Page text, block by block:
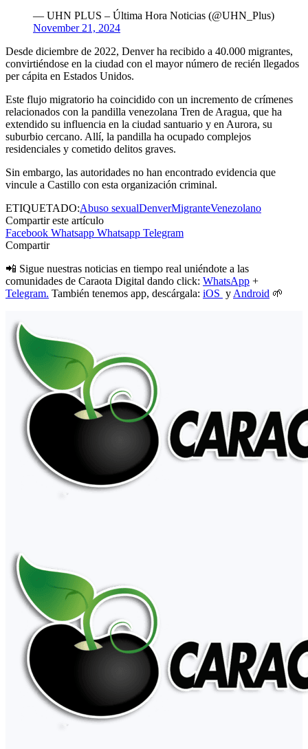
— UHN PLUS – Última Hora Noticias (@UHN_Plus)
November 21, 2024
Desde diciembre de 2022, Denver ha recibido a 40.000 migrantes,
convirtiéndose en la ciudad con el mayor número de recién llegados
per cápita en Estados Unidos.
Este flujo migratorio ha coincidido con un incremento de crímenes
relacionados con la pandilla venezolana Tren de Aragua, que ha
extendido su influencia en la ciudad santuario y en Aurora, su
suburbio cercano. Allí, la pandilla ha ocupado complejos
residenciales y cometido delitos graves.
Sin embargo, las autoridades no han encontrado evidencia que
vincule a Castillo con esta organización criminal.
ETIQUETADO:Abuso sexualDenverMigranteVenezolano
Compartir este artículo
Facebook Whatsapp Whatsapp Telegram
Compartir
📲 Sigue nuestras noticias en tiempo real uniéndote a las
comunidades de Caraota Digital dando click: WhatsApp +
Telegram. También tenemos app, descárgala: iOS y Android 🌱